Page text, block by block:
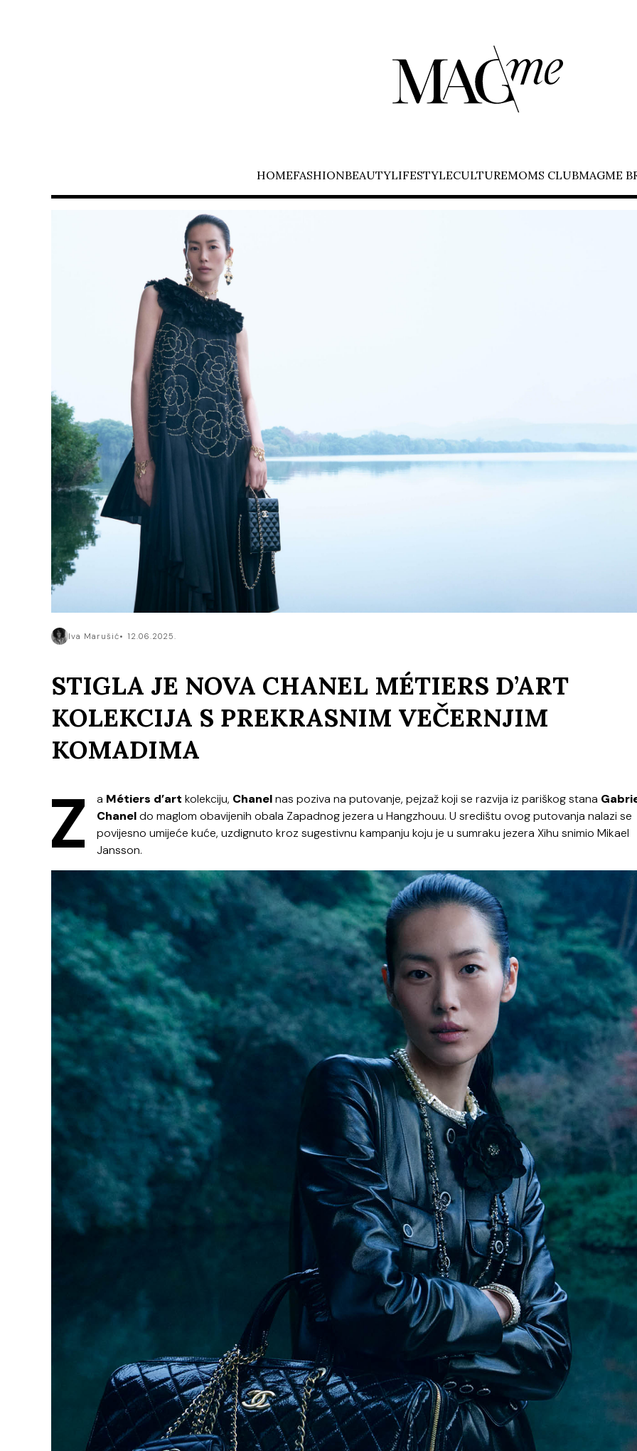
HOMEFASHIONBEAUTYLIFESTYLECULTUREMOMS CLUBMAGME
Iva Marušić 12.06.2025.
STIGLA JE NOVA CHANEL MÉTIERS D’ART
KOLEKCIJA S PREKRASNIM VEČERNJIM
KOMADIMA
Z a Métiers d’art kolekciju, Chanelnas poziva na putovanje, pejzaž koji se razvija iz pariškog stana
Chaneldo maglom obavijenih obala Zapadnog jezera u Hangzhouu. U središtu ovog putovanja nalazi se
povijesno umijeće kuće, uzdignuto kroz sugestivnu kampanju koju je u sumraku jezera Xihu snimio Mikael
Jansson.